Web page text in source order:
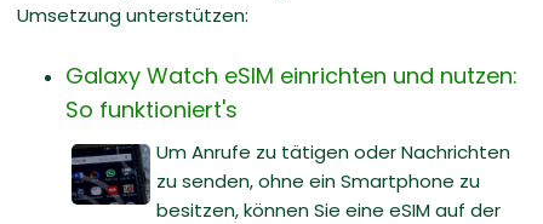
Umsetzung unterstützen:
Galaxy Watch eSIM einrichten und nutzen:
So funktioniert's
Um Anrufe zu tätigen oder Nachrichten
zu senden, ohne ein Smartphone zu
besitzen, können Sie eine eSIM auf der